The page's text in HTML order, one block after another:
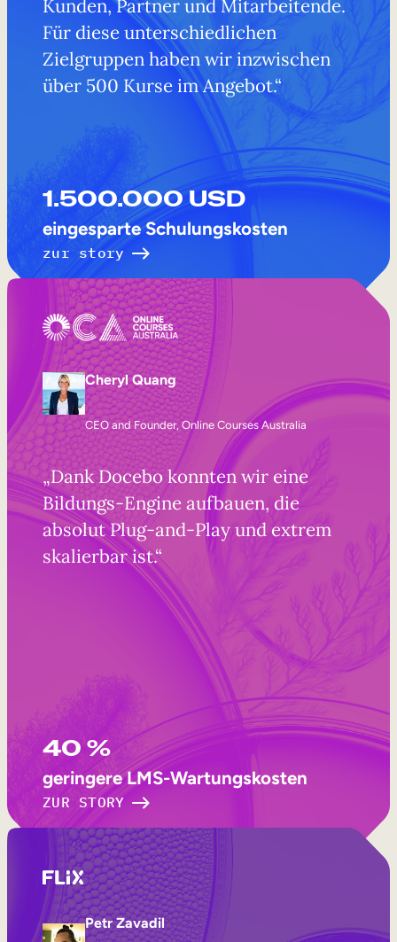
Kunden, Partner und Mitarbeitende.
Für diese unterschiedlichen
Zielgruppen haben wir inzwischen
über 500 Kurse im Angebot.“
1.500.000 USD
eingesparte Schulungskosten
zur story
Cheryl Quang
CEO and Founder, Online Courses Australia
„Dank Docebo konnten wir eine
Bildungs-Engine aufbauen, die
absolut Plug-and-Play und extrem
skalierbar ist.“
40 %
geringere LMS-Wartungskosten
ZUR STORY
Petr Zavadil